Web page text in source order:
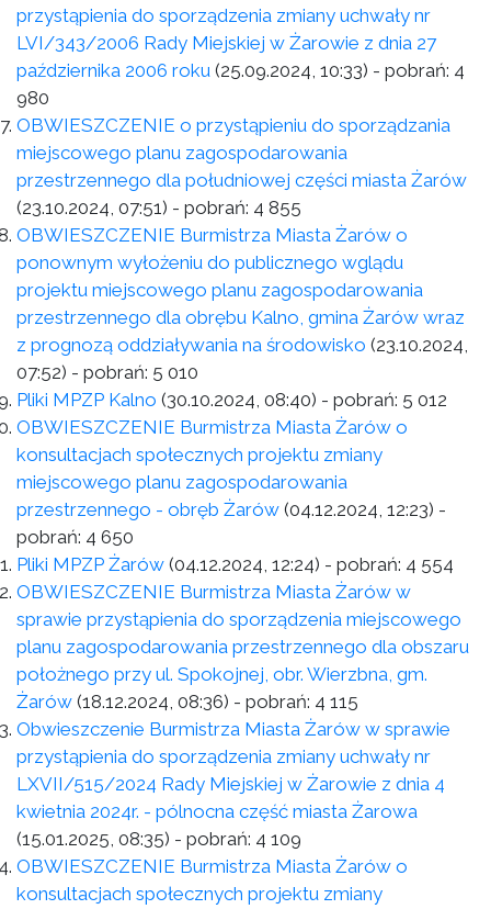
przystąpienia do sporządzenia zmiany uchwały nr
LVI/343/2006 Rady Miejskiej w Żarowie z dnia 27
października 2006 roku (25.09.2024, 10:33) - pobrań: 4
980
OBWIESZCZENIE o przystąpieniu do sporządzania
miejscowego planu zagospodarowania
przestrzennego dla południowej części miasta Żarów
(23.10.2024, 07:51) - pobrań: 4 855
OBWIESZCZENIE Burmistrza Miasta Żarów o
ponownym wyłożeniu do publicznego wglądu
projektu miejscowego planu zagospodarowania
przestrzennego dla obrębu Kalno, gmina Żarów wraz
z prognozą oddziaływania na środowisko (23.10.2024,
07:52) - pobrań: 5 010
Pliki MPZP Kalno (30.10.2024, 08:40) - pobrań: 5 012
OBWIESZCZENIE Burmistrza Miasta Żarów o
konsultacjach społecznych projektu zmiany
miejscowego planu zagospodarowania
przestrzennego - obręb Żarów (04.12.2024, 12:23) -
pobrań: 4 650
Pliki MPZP Żarów (04.12.2024, 12:24) - pobrań: 4 554
OBWIESZCZENIE Burmistrza Miasta Żarów w
sprawie przystąpienia do sporządzenia miejscowego
planu zagospodarowania przestrzennego dla obszaru
położnego przy ul. Spokojnej, obr. Wierzbna, gm.
Żarów (18.12.2024, 08:36) - pobrań: 4 115
Obwieszczenie Burmistrza Miasta Żarów w sprawie
przystąpienia do sporządzenia zmiany uchwały nr
LXVII/515/2024 Rady Miejskiej w Żarowie z dnia 4
kwietnia 2024r. - pólnocna część miasta Żarowa
(15.01.2025, 08:35) - pobrań: 4 109
OBWIESZCZENIE Burmistrza Miasta Żarów o
konsultacjach społecznych projektu zmiany